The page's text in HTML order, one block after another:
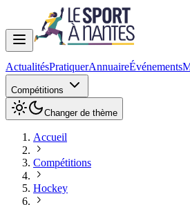
ActualitésPratiquerAnnuaireÉvénements
Compétitions
Changer de thème
Accueil
Compétitions
Hockey